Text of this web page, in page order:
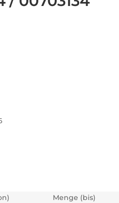
Menge (bis)